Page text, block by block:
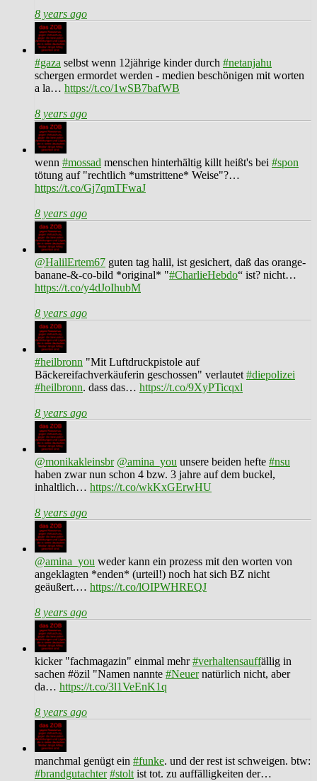
8 years ago
#gaza selbst wenn 12jährige kinder durch #netanjahu
schergen ermordet werden - medien beschönigen mit worten
a la… https://t.co/1wSB7bafWB
8 years ago
wenn #mossad menschen hinterhältig killt heißt's bei #spon
tötung auf "rechtlich *umstrittene* Weise"?…
https://t.co/Gj7qmTFwaJ
8 years ago
@HalilErtem67 guten tag halil, ist gesichert, daß das orange-
banane-&-co-bild *original* "#CharlieHebdo“ ist? nicht…
https://t.co/y4dJoIhubM
8 years ago
#heilbronn "Mit Luftdruckpistole auf
Bäckereifachverkäuferin geschossen" verlautet #diepolizei
#heilbronn. dass das… https://t.co/9XyPTicqxl
8 years ago
@monikakleinsbr @amina_you unsere beiden hefte #nsu
haben zwar nun schon 4 bzw. 3 jahre auf dem buckel,
inhaltlich… https://t.co/wkKxGErwHU
8 years ago
@amina_you weder kann ein prozess mit den worten von
angeklagten *enden* (urteil!) noch hat sich BZ nicht
geäußert.… https://t.co/lOIPWHREQJ
8 years ago
kicker "fachmagazin" einmal mehr#verhaltensauffällig in
sachen #özil "Namen nannte #Neuernatürlich nicht, aber
da… https://t.co/3l1VeEnK1q
8 years ago
manchmal genügt ein #funke. und der rest ist schweigen. btw:
#brandgutachter #stolt ist tot. zu auffälligkeiten der…